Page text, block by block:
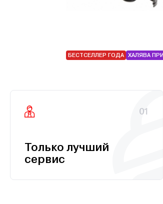
БЕСТСЕЛЛЕР ГОДА ХАЛЯВА
01
Только лучший
сервис